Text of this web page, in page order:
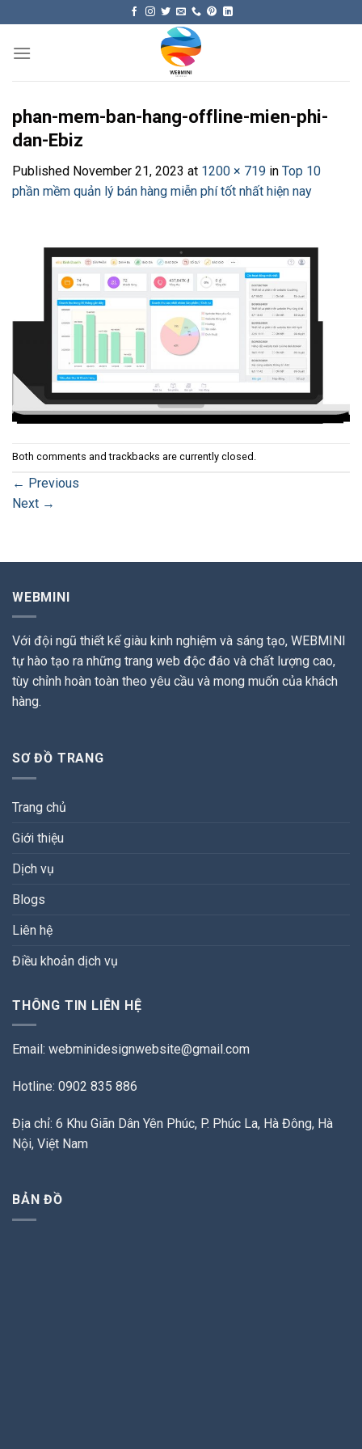
content
phan-mem-ban-hang-offline-mien-phi-
dan-Ebiz
Published November 21, 2023 at 1200 × 719 in Top 10
phần mềm quản lý bán hàng miễn phí tốt nhất hiện nay
Both comments and trackbacks are currently closed.
← Previous
Next →
WEBMINI
Với đội ngũ thiết kế giàu kinh nghiệm và sáng tạo, WEBMINI
tự hào tạo ra những trang web độc đáo và chất lượng cao,
tùy chỉnh hoàn toàn theo yêu cầu và mong muốn của khách
hàng.
SƠ ĐỒ TRANG
Trang chủ
Giới thiệu
Dịch vụ
Blogs
Liên hệ
Điều khoản dịch vụ
THÔNG TIN LIÊN HỆ
Email: webminidesignwebsite@gmail.com
Hotline: 0902 835 886
Địa chỉ: 6 Khu Giãn Dân Yên Phúc, P. Phúc La, Hà Đông, Hà
Nội, Việt Nam
BẢN ĐỒ